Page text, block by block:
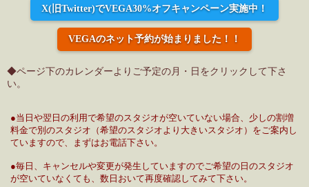
X(旧Twitter)でVEGA30%オフキャンペーン実施中！
VEGAのネット予約が始まりました！！
◆ページ下のカレンダーよりご予定の月・日をクリックして下さ
い。
●当日や翌日の利用で希望のスタジオが空いていない場合、少しの割増
料金で別のスタジオ（希望のスタジオより大きいスタジオ）をご案内し
ていますので、まずはお電話下さい。
●毎日、キャンセルや変更が発生していますのでご希望の日のスタジオ
が空いていなくても、数日おいて再度確認してみて下さい。